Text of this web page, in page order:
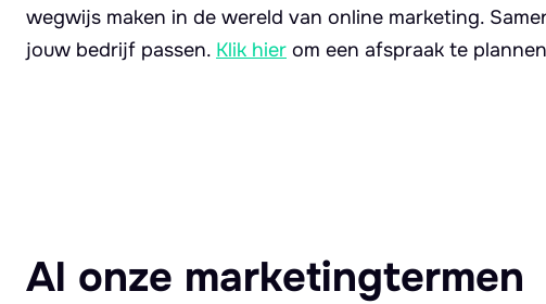
wegwijs maken in de wereld van online marketing.
jouw bedrijf passen. Klik hier om een afspraak te
Al onze marketingtermen